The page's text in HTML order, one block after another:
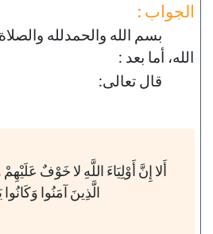
الجواب :
بسم الله والحمدلله
الله، أما بعد :
قال تعالى:
الَّذِينَ آمَنُوا